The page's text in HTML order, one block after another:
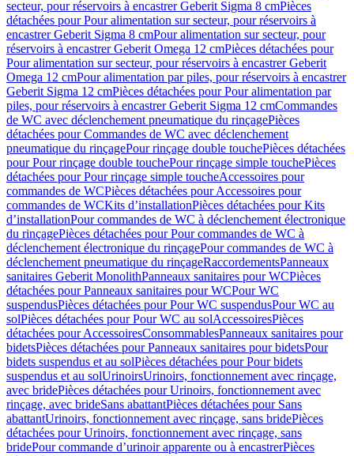
secteur, pour réservoirs à encastrer Geberit Sigma 8 cmPièces
détachées pour Pour alimentation sur secteur, pour réservoirs à
encastrer Geberit Sigma 8 cmPour alimentation sur secteur, pour
réservoirs à encastrer Geberit Omega 12 cmPièces détachées pour
Pour alimentation sur secteur, pour réservoirs à encastrer Geberit
Omega 12 cmPour alimentation par piles, pour réservoirs à encastrer
Geberit Sigma 12 cmPièces détachées pour Pour alimentation par
piles, pour réservoirs à encastrer Geberit Sigma 12 cmCommandes
de WC avec déclenchement pneumatique du rinçagePièces
détachées pour Commandes de WC avec déclenchement
pneumatique du rinçagePour rinçage double touchePièces détachées
pour Pour rinçage double touchePour rinçage simple touchePièces
détachées pour Pour rinçage simple toucheAccessoires pour
commandes de WCPièces détachées pour Accessoires pour
commandes de WCKits d’installationPièces détachées pour Kits
d’installationPour commandes de WC à déclenchement électronique
du rinçagePièces détachées pour Pour commandes de WC à
déclenchement électronique du rinçagePour commandes de WC à
déclenchement pneumatique du rinçageRaccordementsPanneaux
sanitaires Geberit MonolithPanneaux sanitaires pour WCPièces
détachées pour Panneaux sanitaires pour WCPour WC
suspendusPièces détachées pour Pour WC suspendusPour WC au
solPièces détachées pour Pour WC au solAccessoiresPièces
détachées pour AccessoiresConsommablesPanneaux sanitaires pour
bidetsPièces détachées pour Panneaux sanitaires pour bidetsPour
bidets suspendus et au solPièces détachées pour Pour bidets
suspendus et au solUrinoirsUrinoirs, fonctionnement avec rinçage,
avec bridePièces détachées pour Urinoirs, fonctionnement avec
rinçage, avec brideSans abattantPièces détachées pour Sans
abattantUrinoirs, fonctionnement avec rinçage, sans bridePièces
détachées pour Urinoirs, fonctionnement avec rinçage, sans
bridePour commande d’urinoir apparente ou à encastrerPièces